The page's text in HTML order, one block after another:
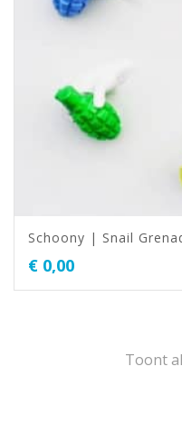
Schoony | Snail
€ 0,00
Toont